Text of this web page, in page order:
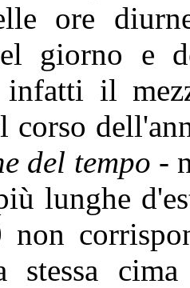
ore
giorno e
infatti il
corso
del tempo -
lunghe
non
stessa